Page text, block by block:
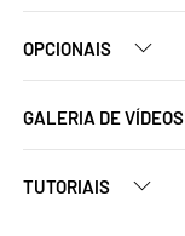
OPCIONAIS
GALERIA DE VÍDEOS
TUTORIAIS